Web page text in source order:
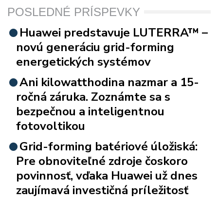
POSLEDNÉ PRÍSPEVKY
Huawei predstavuje LUTERRA™ –
novú generáciu grid-forming
energetických systémov
Ani kilowatthodina nazmar a 15-
ročná záruka. Zoznámte sa s
bezpečnou a inteligentnou
fotovoltikou
Grid-forming batériové úložiská:
Pre obnoviteľné zdroje čoskoro
povinnosť, vďaka Huawei už dnes
zaujímavá investičná príležitosť